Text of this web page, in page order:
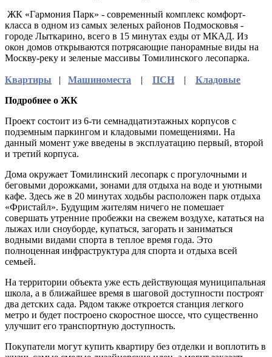
ЖК «Гармония Парк» - современный комплекс комфорт-
класса в одном из самых зеленых районов Подмосковья -
городе Лыткарино, всего в 15 минутах езды от МКАД. Из
окон домов открываются потрясающие панорамные виды на
Москву-реку и зеленые массивы Томилинского лесопарка.
Квартиры Машиноместа ПСН
Кладовые
Подробнее о ЖК
Проект состоит из 6-ти семнадцатиэтажных корпусов с
подземным паркингом и кладовыми помещениями. На
данный момент уже введены в эксплуатацию первый, второй
и третий корпуса.
Дома окружает Томилинский лесопарк с прогулочными и
беговыми дорожками, зонами для отдыха на воде и уютными
кафе. Здесь же в 20 минутах ходьбы расположен парк отдыха
«Фристайл». Будущим жителям ничего не помешает
совершать утренние пробежки на свежем воздухе, кататься на
лыжах или сноуборде, купаться, загорать и заниматься
водными видами спорта в теплое время года. Это
полноценная инфраструктура для спорта и отдыха всей
семьей.
На территории объекта уже есть действующая муниципальная
школа, а в ближайшее время в шаговой доступности построят
два детских сада. Рядом также откроется станция легкого
метро и будет построено скоростное шоссе, что существенно
улучшит его транспортную доступность.
Покупатели могут купить квартиру без отделки и воплотить в